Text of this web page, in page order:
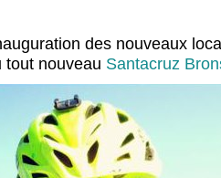
des nouveaux
tout nouveau Santacruz